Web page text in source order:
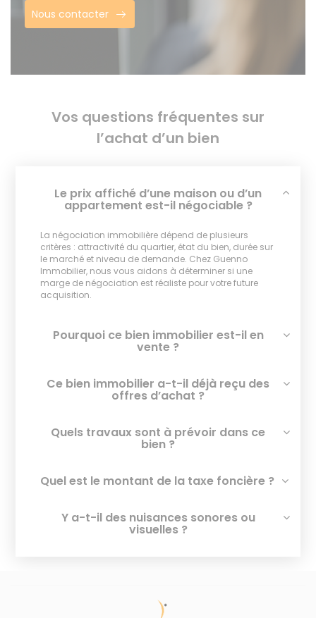
Nous contacter
Vos questions fréquentes sur
l’achat d’un bien
Le prix affiché d’une maison ou d’un
appartement est-il négociable ?
La négociation immobilière dépend de plusieurs
critères : attractivité du quartier, état du bien, durée sur
le marché et niveau de demande. Chez Guenno
Immobilier, nous vous aidons à déterminer si une
marge de négociation est réaliste pour votre future
acquisition.
Pourquoi ce bien immobilier est-il en
vente ?
Ce bien immobilier a-t-il déjà reçu des
offres d’achat ?
Quels travaux sont à prévoir dans ce
bien ?
Quel est le montant de la taxe foncière ?
Y a-t-il des nuisances sonores ou
visuelles ?